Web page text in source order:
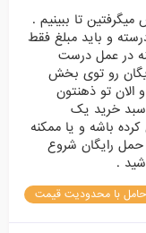
تا ببینیم .
و باید مبلغ فقط
ممکنه در عمل درست
رو توی بخش
الان تو ذهنتون
سبد خرید یک
باشه و یا ممکنه
حمل رایگان شروع
.
با محدودیت قیمت